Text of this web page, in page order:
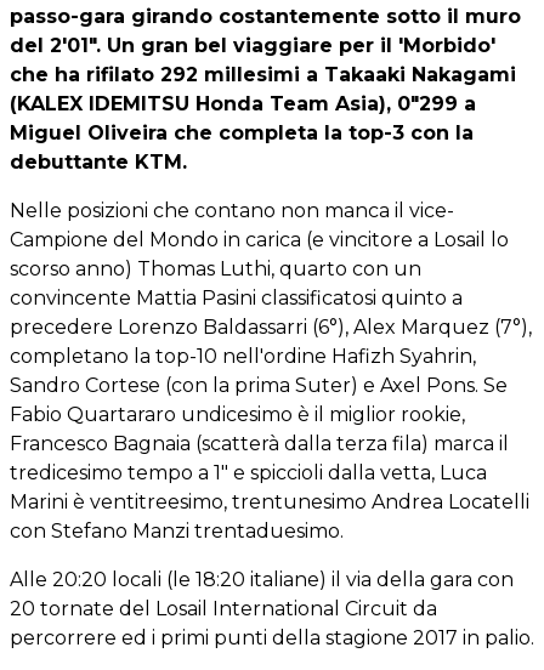
passo-gara girando costantemente sotto il muro
del 2'01". Un gran bel viaggiare per il 'Morbido'
che ha rifilato 292 millesimi a Takaaki Nakagami
(KALEX IDEMITSU Honda Team Asia), 0"299 a
Miguel Oliveira che completa la top-3 con la
debuttante KTM.
Nelle posizioni che contano non manca il vice-
Campione del Mondo in carica (e vincitore a Losail lo
scorso anno) Thomas Luthi, quarto con un
convincente Mattia Pasini classificatosi quinto a
precedere Lorenzo Baldassarri (6°), Alex Marquez (7°),
completano la top-10 nell'ordine Hafizh Syahrin,
Sandro Cortese (con la prima Suter) e Axel Pons. Se
Fabio Quartararo undicesimo è il miglior rookie,
Francesco Bagnaia (scatterà dalla terza fila) marca il
tredicesimo tempo a 1" e spiccioli dalla vetta, Luca
Marini è ventitreesimo, trentunesimo Andrea Locatelli
con Stefano Manzi trentaduesimo.
Alle 20:20 locali (le 18:20 italiane) il via della gara con
20 tornate del Losail International Circuit da
percorrere ed i primi punti della stagione 2017 in palio.